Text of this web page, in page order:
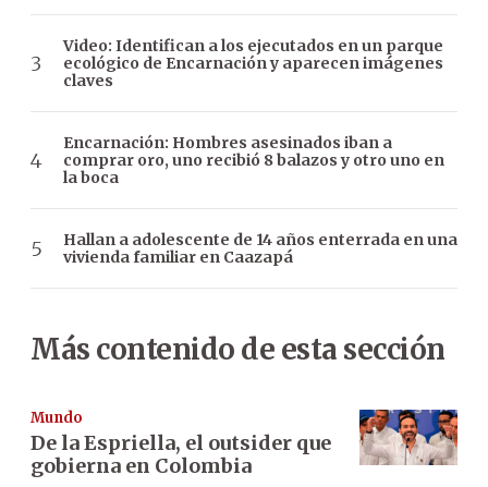
Video: Identifican a los ejecutados en un parque
ecológico de Encarnación y aparecen imágenes
claves
Encarnación: Hombres asesinados iban a
comprar oro, uno recibió 8 balazos y otro uno en
la boca
Hallan a adolescente de 14 años enterrada en una
vivienda familiar en Caazapá
Más contenido de esta sección
Mundo
De la Espriella, el outsider que
gobierna en Colombia